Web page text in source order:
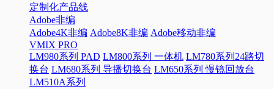
定制化产品线
Adobe非编
Adobe4K非编 Adobe8K非编 Adobe移动非编
VMIX PRO
LM980系列 PAD LM800系列 一体机 LM780系列24路切
换台 LM680系列 导播切换台 LM650系列 慢镜回放台
LM510A系列